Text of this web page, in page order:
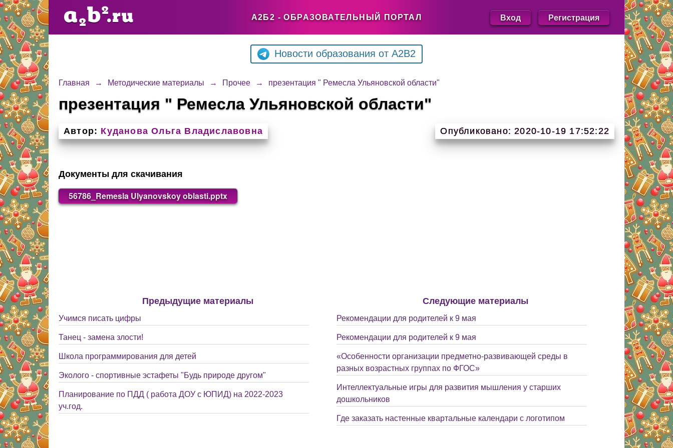
А2Б2 - ОБРАЗОВАТЕЛЬНЫЙ ПОРТАЛ Вход Регистрация
Новости образования от A2B2
Главная → Методические материалы → Прочее → презентация " Ремесла Ульяновской области"
презентация " Ремесла Ульяновской области"
Автор: Куданова Ольга Владиславовна Опубликовано: 2020-10-19 17:52:22
Документы для скачивания
56786_Remesla Ulyanovskoy oblasti.pptx
Предыдущие материалы
Учимся писать цифры
Танец - замена злости!
Школа программирования для детей
Эколого - спортивные эстафеты "Будь природе другом"
Планирование по ПДД ( работа ДОУ с ЮПИД) на 2022-2023
уч.год.
Следующие материалы
Рекомендации для родителей к 9 мая
Рекомендации для родителей к 9 мая
«Особенности организации предметно-развивающей среды в
разных возрастных группах по ФГОС»
Интеллектуальные игры для развития мышления у старших
дошкольников
Где заказать настенные квартальные календари с логотипом